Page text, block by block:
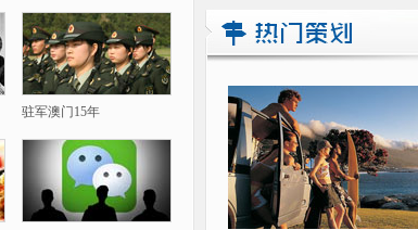
驻军澳门15年